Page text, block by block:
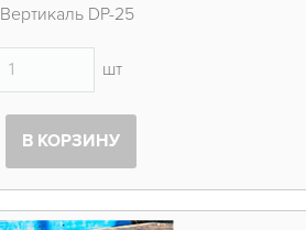
Вертикаль DP-25
шт
В КОРЗИНУ